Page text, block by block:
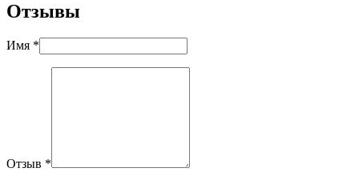
Отзывы
Имя *
Отзыв *